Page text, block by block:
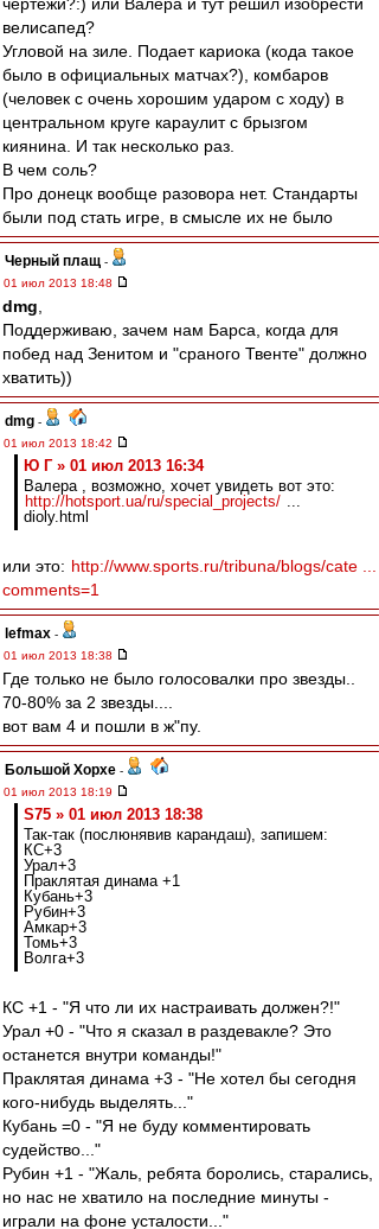
велисапед?
Угловой на зиле. Подает кариока (кода такое
было в официальных матчах?), комбаров
(человек с очень хорошим ударом с ходу) в
центральном круге караулит с брызгом
киянина. И так несколько раз.
В чем соль?
Про донецк вообще разовора нет. Стандарты
были под стать игре, в смысле их не было
Черный плащ -
01 июл 2013 18:48
dmg
Поддерживаю, зачем нам Барса, когда для
побед над Зенитом и "сраного Твенте" должно
хватить))
dmg -
01 июл 2013 18:42
Ю Г » 01 июл 2013 16:34
Валера , возможно, хочет увидеть вот это:
http://hotsport.ua/ru/special_projects/ ...
dioly.html
или это: http://www.sports.ru/tribuna/blogs/cate ...
comments=1
lefmax -
01 июл 2013 18:38
Где только не было голосовалки про звезды..
70-80% за 2 звезды....
вот вам 4 и пошли в ж"пу.
Большой Хорхе -
01 июл 2013 18:19
S75 » 01 июл 2013 18:38
Так-так (послюнявив карандаш), запишем:
КС+3
Урал+3
Праклятая динама +1
Кубань+3
Рубин+3
Амкар+3
Томь+3
Волга+3
КС +1 - "Я что ли их настраивать должен?!"
Урал +0 - "Что я сказал в раздевакле? Это
останется внутри команды!"
Праклятая динама +3 - "Не хотел бы сегодня
кого-нибудь выделять..."
Кубань =0 - "Я не буду комментировать
судейство..."
Рубин +1 - "Жаль, ребята боролись, старались,
но нас не хватило на последние минуты -
играли на фоне усталости..."